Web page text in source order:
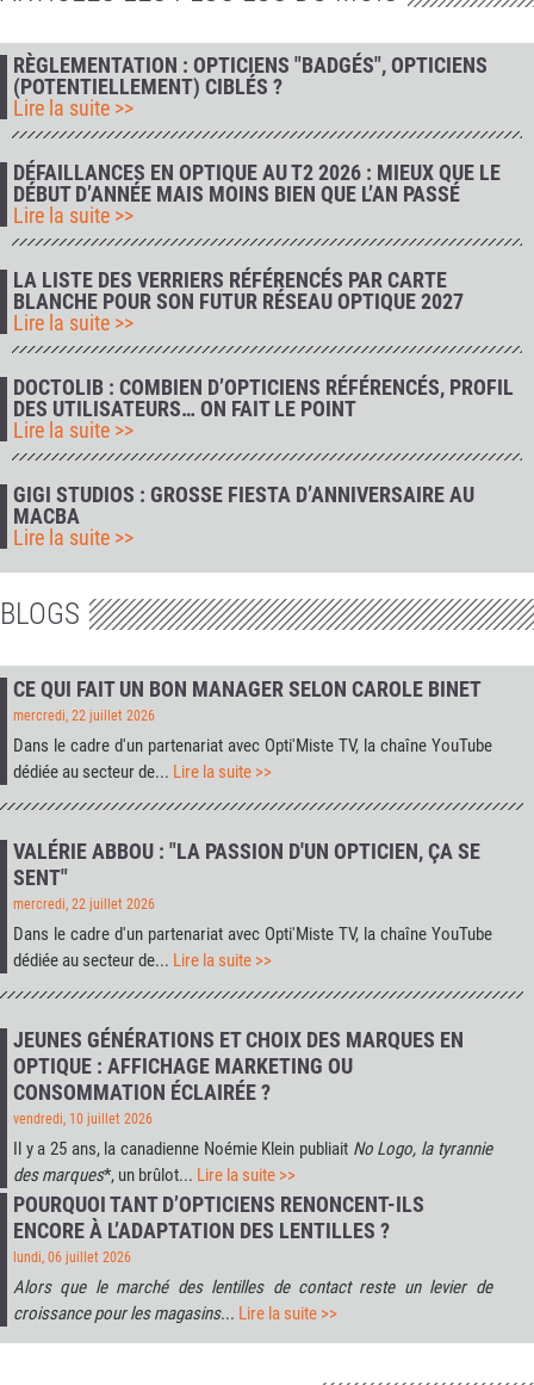
RÈGLEMENTATION : OPTICIENS "BADGÉS", OPTICIENS
(POTENTIELLEMENT) CIBLÉS ?
Lire la suite >>
DÉFAILLANCES EN OPTIQUE AU T2 2026 : MIEUX QUE LE
DÉBUT D’ANNÉE MAIS MOINS BIEN QUE L’AN PASSÉ
Lire la suite >>
LA LISTE DES VERRIERS RÉFÉRENCÉS PAR CARTE
BLANCHE POUR SON FUTUR RÉSEAU OPTIQUE 2027
Lire la suite >>
DOCTOLIB : COMBIEN D’OPTICIENS RÉFÉRENCÉS, PROFIL
DES UTILISATEURS… ON FAIT LE POINT
Lire la suite >>
GIGI STUDIOS : GROSSE FIESTA D’ANNIVERSAIRE AU
MACBA
Lire la suite >>
BLOGS
CE QUI FAIT UN BON MANAGER SELON CAROLE BINET
mercredi, 22 juillet 2026
Dans le cadre d'un partenariat avec Opti'Miste TV, la chaîne YouTube
dédiée au secteur de... Lire la suite >>
VALÉRIE ABBOU : "LA PASSION D'UN OPTICIEN, ÇA SE
SENT"
mercredi, 22 juillet 2026
Dans le cadre d'un partenariat avec Opti'Miste TV, la chaîne YouTube
dédiée au secteur de... Lire la suite >>
JEUNES GÉNÉRATIONS ET CHOIX DES MARQUES EN
OPTIQUE : AFFICHAGE MARKETING OU
CONSOMMATION ÉCLAIRÉE ?
vendredi, 10 juillet 2026
Il y a 25 ans, la canadienne Noémie Klein publiait No Logo, la tyrannie
des marques*, un brûlot... Lire la suite >>
POURQUOI TANT D’OPTICIENS RENONCENT-ILS
ENCORE À L’ADAPTATION DES LENTILLES ?
lundi, 06 juillet 2026
Alors que le marché des lentilles de contact reste un levier de
croissance pour les magasins... Lire la suite >>